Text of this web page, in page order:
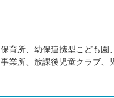
保育所、幼保連携型こども園
事業所、放課後児童クラブ、